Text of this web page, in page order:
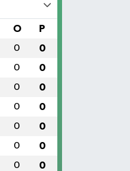
O P
0 0
0 0
0 0
0 0
0 0
0 0
0 0